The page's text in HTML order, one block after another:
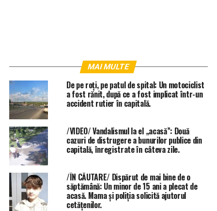
MAI MULTE
De pe roți, pe patul de spital: Un motociclist
a fost rănit, după ce a fost implicat într-un
accident rutier în capitală.
/VIDEO/ Vandalismul la el „acasă”: Două
cazuri de distrugere a bunurilor publice din
capitală, înregistrate în câteva zile.
/ÎN CĂUTARE/ Dispărut de mai bine de o
săptămână: Un minor de 15 ani a plecat de
acasă. Mama și poliția solicită ajutorul
cetățenilor.